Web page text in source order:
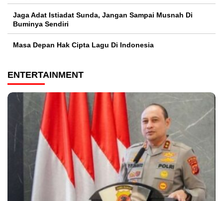
Jaga Adat Istiadat Sunda, Jangan Sampai Musnah Di
Buminya Sendiri
Masa Depan Hak Cipta Lagu Di Indonesia
ENTERTAINMENT